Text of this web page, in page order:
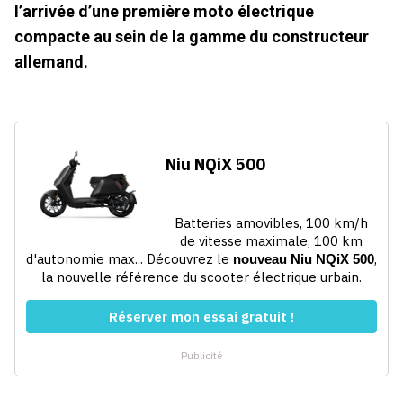
l’arrivée d’une première moto électrique
compacte au sein de la gamme du constructeur
allemand.